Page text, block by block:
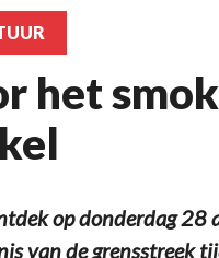
het
op donderdag 28
van de grensstreek